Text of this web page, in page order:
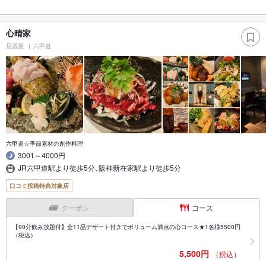
心晴家
居酒屋 六甲道
六甲道☆季節素材の創作料理
3001～4000円
JR六甲道駅より徒歩5分､阪神新在家駅より徒歩5分
口コミ投稿特典対象店
クーポン コース
【90分飲み放題付】全11品デザート付きでボリューム満点の心コース★1名様5500円
（税込）
5,500円 （税込）